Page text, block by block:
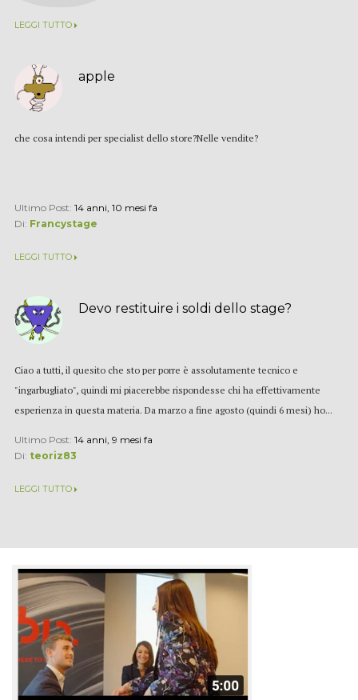
LEGGI TUTTO
apple
che cosa intendi per specialist dello store?Nelle vendite?
Ultimo Post: 14 anni, 10 mesi fa
Di: Francystage
LEGGI TUTTO
Devo restituire i soldi dello stage?
Ciao a tutti, il quesito che sto per porre è assolutamente tecnico e
"ingarbugliato", quindi mi piacerebbe rispondesse chi ha effettivamente
esperienza in questa materia. Da marzo a fine agosto (quindi 6 mesi) ho...
Ultimo Post: 14 anni, 9 mesi fa
Di: teoriz83
LEGGI TUTTO